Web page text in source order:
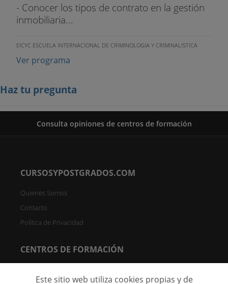
- Conocer los tipos de contrato en la gestión
inmobiliaria...
EICYC ESCUELA INTERNACIONAL DE CRIMINOLOGIA Y CRIMINALISTICA
Ver programa
Haz tu pregunta
Consulta opiniones de centros de formación
CURSOSYPOSTGRADOS.COM
Quienes Somos
Contacto
Política de Privacidad
CENTROS DE FORMACIÓN
Este sitio web utiliza cookies propias y de